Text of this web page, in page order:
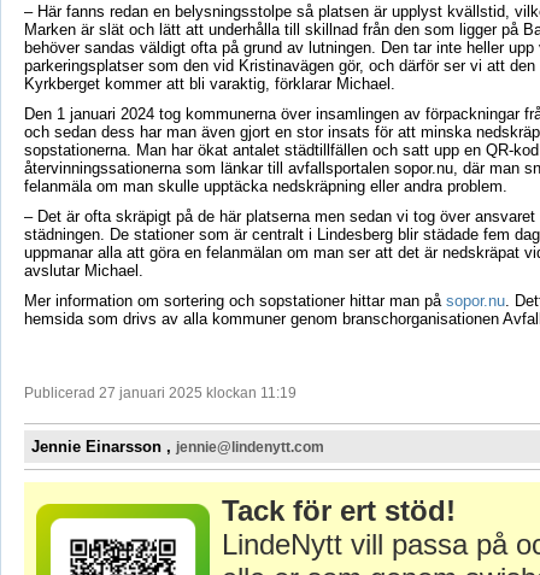
– Här fanns redan en belysningsstolpe så platsen är upplyst kvällstid,
Marken är slät och lätt att underhålla till skillnad från den som ligger på
behöver sandas väldigt ofta på grund av lutningen. Den tar inte heller upp
parkeringsplatser som den vid Kristinavägen gör, och därför ser vi att den
Kyrkberget kommer att bli varaktig, förklarar Michael.
Den 1 januari 2024 tog kommunerna över insamlingen av förpackningar
och sedan dess har man även gjort en stor insats för att minska
sopstationerna. Man har ökat antalet städtillfällen och satt upp en QR-
återvinningssationerna som länkar till avfallsportalen sopor.nu, där man
felanmäla om man skulle upptäcka nedskräpning eller andra problem.
– Det är ofta skräpigt på de här platserna men sedan vi tog över
städningen. De stationer som är centralt i Lindesberg blir städade fem
uppmanar alla att göra en felanmälan om man ser att det är nedskräpat
avslutar Michael.
Mer information om sortering och sopstationer hittar man på sopor.nu.
hemsida som drivs av alla kommuner genom branschorganisationen
Publicerad 27 januari 2025 klockan 11:19
Jennie Einarsson , jennie@lindenytt.com
Tack för ert stöd!
LindeNytt vill passa på